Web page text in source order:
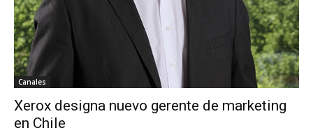
Canales
Xerox designa nuevo gerente de marketing
en Chile